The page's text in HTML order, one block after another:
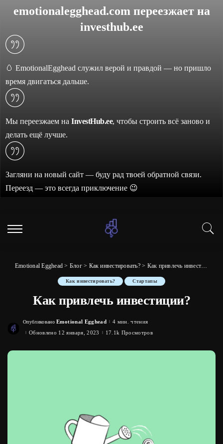
emotionalegghead.com переезжает на
investhub.ee
🥚 EmotionalEgghead служил верой и правдой — но пришло
время двигаться дальше.
Мы переезжаем на InvestHub.ee, чтобы строить всё заново и
делать ещё лучше.
Загляни на новый сайт — буду рад твоей обратной связи.
Переезд — это всегда приключение 😉
Emotional Egghead > Блог> Как инвестировать?> Как привлечь инвестиции?
Как инвестировать? Стартапы
Как привлечь инвестиции?
Posted
Опубликовано Emotional Egghead
4 мин. чтения
Обновлено 12 января, 2023
17.1k Просмотров